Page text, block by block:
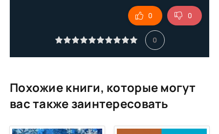
0
0 0
Похожие книги, которые могут
вас также заинтересовать